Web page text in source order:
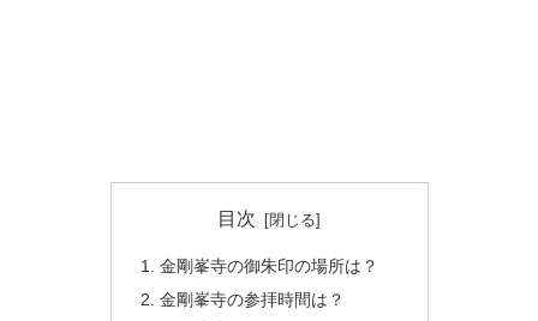
目次
金剛峯寺の御朱印の場所は？
金剛峯寺の参拝時間は？